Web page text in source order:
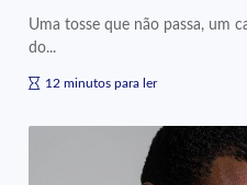
Uma tosse que não passa, um
do...
12 minutos para ler